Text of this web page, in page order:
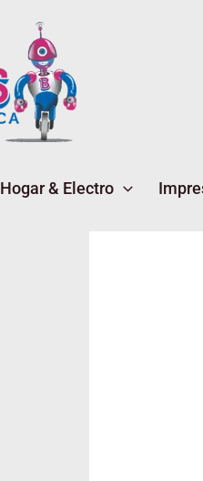
Hogar & Electro